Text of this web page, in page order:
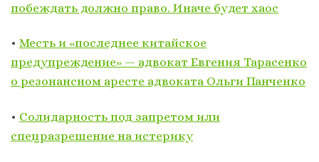
побеждать должно право. Иначе будет хаос
• Месть и «последнее китайское
предупреждение» — адвокат Евгения Тарасенко
о резонансном аресте адвоката Ольги Панченко
• Солидарность под запретом или
спецразрешение на истерику